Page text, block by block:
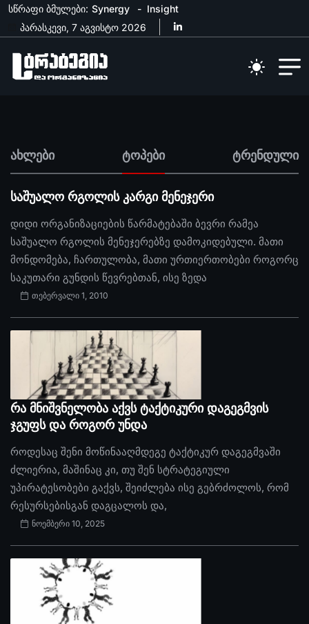
სწრაფი ბმულები: Synergy
Insight
პარასკევი, 7 აგვისტო 2026
ახლები ტოპები ტრენდული
საშუალო რგოლის კარგი მენეჯერი
დიდი ორგანიზაციების წარმატებაში ბევრი რამეა
საშუალო რგოლის მენეჯერებზე დამოკიდებული. მათი
მონდომება, ჩართულობა, მათი ურთიერთობები როგორც
საკუთარი გუნდის წევრებთან, ისე ზედა
თებერვალი 1, 2010
რა მნიშვნელობა აქვს ტაქტიკური დაგეგმვის
ჯგუფს და როგორ უნდა
როდესაც შენი მოწინააღმდეგე ტაქტიკურ დაგეგმვაში
ძლიერია, მაშინაც კი, თუ შენ სტრატეგიული
უპირატესობები გაქვს, შეიძლება ისე გებრძოლოს, რომ
რესურსებისგან დაგცალოს და,
ნოემბერი 10, 2025